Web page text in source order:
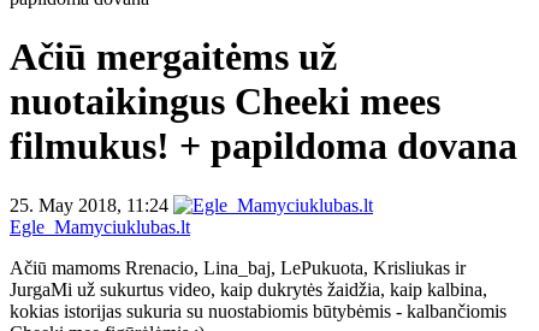
Ačiū mergaitėms už
nuotaikingus Cheeki mees
filmukus! + papildoma dovana
25. May 2018, 11:24
Egle_Mamyciuklubas.lt
Ačiū mamoms Rrenacio, Lina_baj, LePukuota, Krisliukas ir
JurgaMi už sukurtus video, kaip dukrytės žaidžia, kaip kalbina,
kokias istorijas sukuria su nuostabiomis būtybėmis - kalbančiomis